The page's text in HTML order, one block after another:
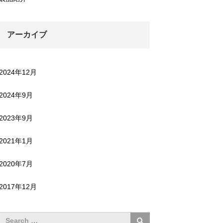
アーカイブ
2024年12月
2024年9月
2023年9月
2021年1月
2020年7月
2017年12月